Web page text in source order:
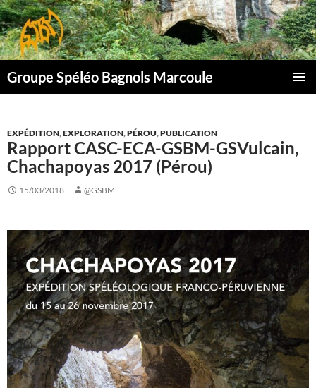
Aller
au
contenu
Groupe Spéléo Bagnols Marcoule
EXPÉDITION,EXPLORATION,PÉROU,PUBLICATION
Rapport CASC-ECA-GSBM-GSVulcain,
Chachapoyas 2017 (Pérou)
15/03/2018 @GSBM